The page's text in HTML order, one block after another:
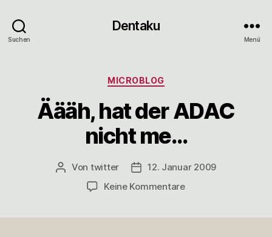
Suchen
Dentaku
Menü
Kategorien
MICROBLOG
Äääh, hat der ADAC
nicht me…
Beitragsautor
Von twitter Veröffentlichungsdatum
12. Januar 2009
Keine Kommentarezu